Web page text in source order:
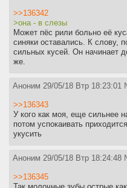
>>136342
>она - в слезы
Может пёс рили больно её
синяки оставались. К слову,
сильных кусей. Он начинает
же.
Аноним 29/05/18 Втр 18:23:01
>>136343
У кого как моя, еще сильнее
потом успокаивать
укусить
Аноним 29/05/18 Втр 18:24:48
>>136345